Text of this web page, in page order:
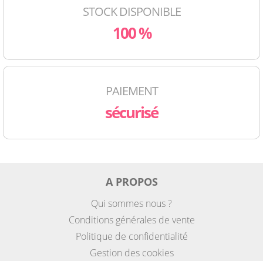
STOCK DISPONIBLE
100 %
PAIEMENT
sécurisé
A PROPOS
Qui sommes nous ?
Conditions générales de vente
Politique de confidentialité
Gestion des cookies